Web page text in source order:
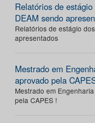
Relatórios de
DEAM sendo
Relatórios de estágio
apresentados
Mestrado em
aprovado pela
Mestrado em
pela CAPES !